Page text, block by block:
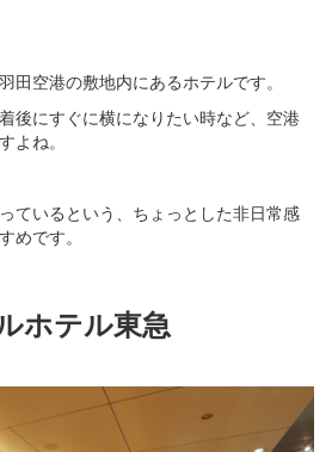
田空港の敷地内にあるホテルです。
後にすぐに横になりたい時など、空港
よね。
ているという、ちょっとした非日常感
めです。
ホテル東急